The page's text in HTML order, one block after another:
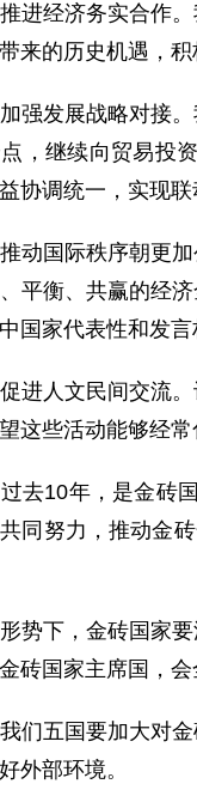
经济务实合作。
来的历史机遇，
发展战略对接。
，继续向贸易投
协调统一，实现联
国际秩序朝更加
平衡、共赢的经
国家代表性和发
人文民间交流。
这些活动能够经
10年，是金砖国
同努力，推动金
下，金砖国家要
砖国家主席国，
五国要加大对金
外部环境。